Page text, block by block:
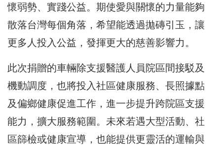
懷弱勢、實踐公益。期使愛與關懷的力量能夠
散落台灣每個角落，希望能透過拋磚引玉，讓
更多人投入公益，發揮更大的慈善影響力。
此次捐贈的車輛除支援醫護人員院區間接駁及
機動調度，也將投入社區健康服務、長照據點
及偏鄉健康促進工作，進一步提升跨院區支援
能力，擴大服務範圍。未來若遇大型活動、社
區篩檢或健康宣導，也能提供更靈活的運輸與